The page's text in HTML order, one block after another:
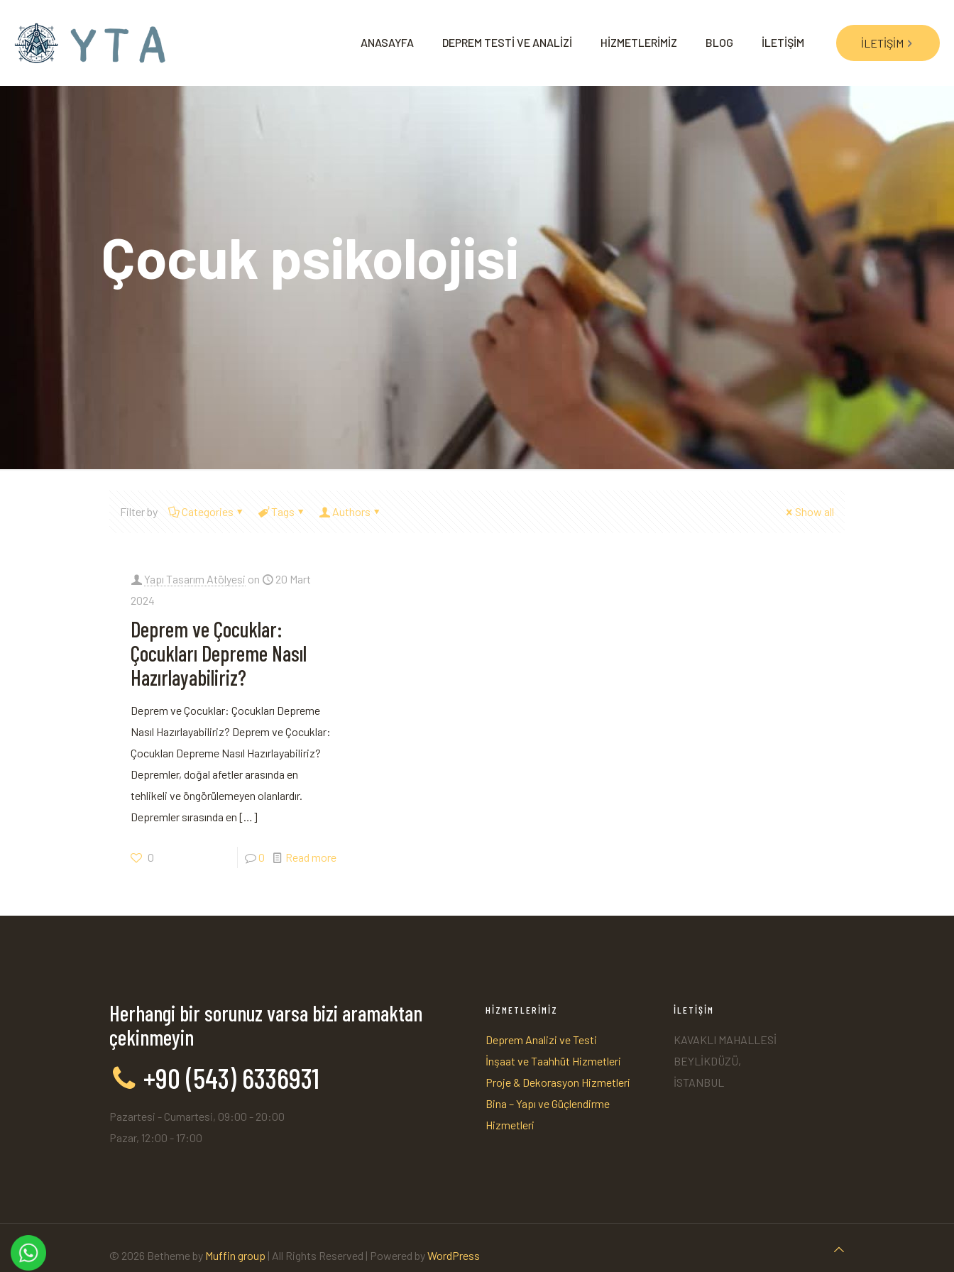
ANASAYFA DEPREM TESTİ VE ANALİZİ HİZMETLERİMİZ BLOG İLETİŞİM İLETİŞİM
Çocuk psikolojisi
Filter by Categories Tags Authors Show all
Yapı Tasarım Atölyesi on
20 Mart
2024
Deprem ve Çocuklar:
Çocukları Depreme Nasıl
Hazırlayabiliriz?
Deprem ve Çocuklar: Çocukları Depreme
Nasıl Hazırlayabiliriz? Deprem ve Çocuklar:
Çocukları Depreme Nasıl Hazırlayabiliriz?
Depremler, doğal afetler arasında en
tehlikeli ve öngörülemeyen olanlardır.
Depremler sırasında en […]
0 0 Read more
Herhangi bir sorunuz varsa bizi aramaktan
çekinmeyin
+90 (543) 6336931
Pazartesi - Cumartesi, 09:00 - 20:00
Pazar, 12:00 - 17:00
HİZMETLERİMİZ
Deprem Analizi ve Testi
İnşaat ve Taahhüt Hizmetleri
Proje & Dekorasyon Hizmetleri
Bina – Yapı ve Güçlendirme
Hizmetleri
İLETİŞİM
KAVAKLI MAHALLESİ
BEYLİKDÜZÜ,
İSTANBUL
© 2026 Betheme by Muffin group | All Rights Reserved | Powered byWordPress